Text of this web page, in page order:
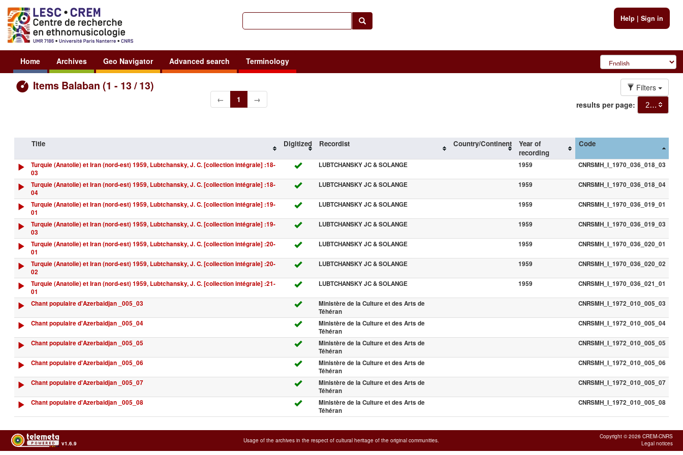
Help| Sign in
Home Archives Geo Navigator Advanced search Terminology
Items Balaban (1 - 13 / 13)
← 1 →
Filters
results per page:
20
Title Digitized Recordist Country/Continent
Year of
recording
Code
Turquie (Anatolie) et Iran (nord-est) 1959, Lubtchansky, J. C. [collection intégrale] :18-
03
LUBTCHANSKY JC & SOLANGE 1959 CNRSMH_I_1970_036_018_03
Turquie (Anatolie) et Iran (nord-est) 1959, Lubtchansky, J. C. [collection intégrale] :18-
04
LUBTCHANSKY JC & SOLANGE 1959 CNRSMH_I_1970_036_018_04
Turquie (Anatolie) et Iran (nord-est) 1959, Lubtchansky, J. C. [collection intégrale] :19-
01
LUBTCHANSKY JC & SOLANGE 1959 CNRSMH_I_1970_036_019_01
Turquie (Anatolie) et Iran (nord-est) 1959, Lubtchansky, J. C. [collection intégrale] :19-
03
LUBTCHANSKY JC & SOLANGE 1959 CNRSMH_I_1970_036_019_03
Turquie (Anatolie) et Iran (nord-est) 1959, Lubtchansky, J. C. [collection intégrale] :20-
01
LUBTCHANSKY JC & SOLANGE 1959 CNRSMH_I_1970_036_020_01
Turquie (Anatolie) et Iran (nord-est) 1959, Lubtchansky, J. C. [collection intégrale] :20-
02
LUBTCHANSKY JC & SOLANGE 1959 CNRSMH_I_1970_036_020_02
Turquie (Anatolie) et Iran (nord-est) 1959, Lubtchansky, J. C. [collection intégrale] :21-
01
LUBTCHANSKY JC & SOLANGE 1959 CNRSMH_I_1970_036_021_01
Chant populaire d'Azerbaidjan _005_03
Ministère de la Culture et des Arts de
Téhéran
CNRSMH_I_1972_010_005_03
Chant populaire d'Azerbaidjan _005_04
Ministère de la Culture et des Arts de
Téhéran
CNRSMH_I_1972_010_005_04
Chant populaire d'Azerbaidjan _005_05
Ministère de la Culture et des Arts de
Téhéran
CNRSMH_I_1972_010_005_05
Chant populaire d'Azerbaidjan _005_06
Ministère de la Culture et des Arts de
Téhéran
CNRSMH_I_1972_010_005_06
Chant populaire d'Azerbaidjan _005_07
Ministère de la Culture et des Arts de
Téhéran
CNRSMH_I_1972_010_005_07
Chant populaire d'Azerbaidjan _005_08
Ministère de la Culture et des Arts de
Téhéran
CNRSMH_I_1972_010_005_08
v1.6.9 Usage of the archives in the respect of cultural heritage of the original communities.
Copyright © 2026 CREM-CNRS
Legal notices